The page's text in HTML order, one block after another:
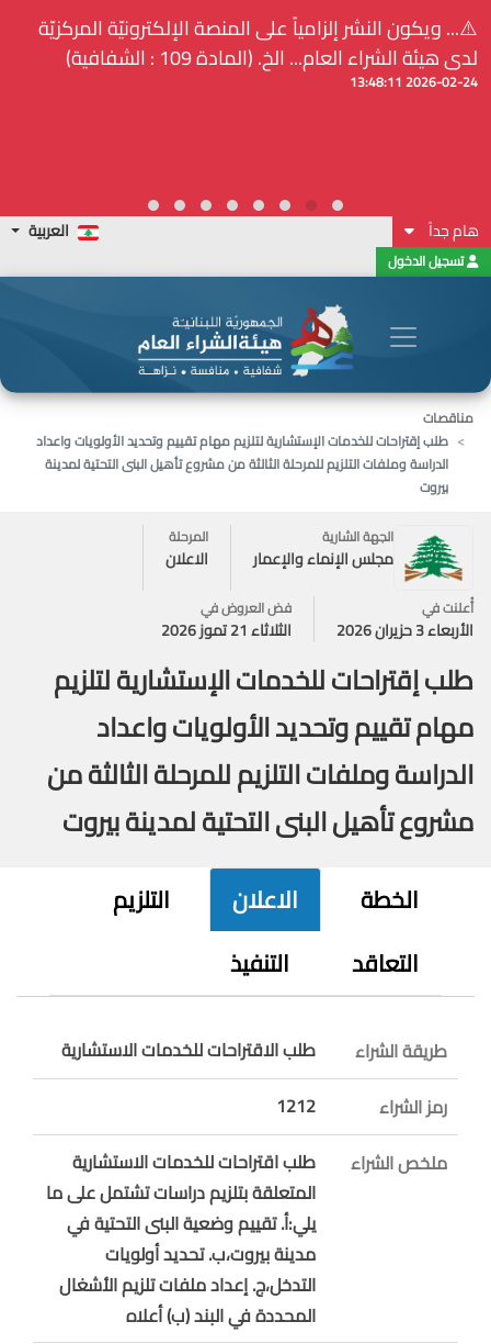
⚠️... ويكون النشر إلزامياً على المنصة الإلكترونيّة المركزيّة
لدى هيئة الشراء العام... الخ. (المادة 109 : الشفافية)
2026-02-24 13:48:11
هام جداً العربية
تسجيل الدخول
مناقصات
طلب إقتراحات للخدمات الإستشارية لتلزيم مهام تقييم وتحديد الأولويات واعداد
الدراسة وملفات التلزيم للمرحلة الثالثة من مشروع تأهيل البنى التحتية لمدينة
بيروت
الجهة الشارية
مجلس الإنماء والإعمار
المرحلة
الاعلان
أُعلنت في
الأربعاء 3 حزيران 2026
فض العروض في
الثلاثاء 21 تموز 2026
طلب إقتراحات للخدمات الإستشارية لتلزيم
مهام تقييم وتحديد الأولويات واعداد
الدراسة وملفات التلزيم للمرحلة الثالثة من
مشروع تأهيل البنى التحتية لمدينة بيروت
الخطة الاعلان
التلزيم
التعاقد
التنفيذ
طريقة الشراء
طلب الاقتراحات للخدمات الاستشارية
رمز الشراء
1212
ملخص الشراء
طلب اقتراحات للخدمات الاستشارية
المتعلقة بتلزيم دراسات تشتمل على ما
يلي:أ. تقييم وضعية البنى التحتية في
مدينة بيروت،ب. تحديد أولويات
التدخل،ج. إعداد ملفات تلزيم الأشغال
المحددة في البند (ب) أعلاه